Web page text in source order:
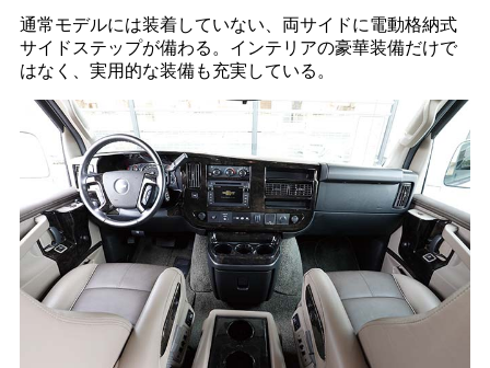
通常モデルには装着していない、両サイドに電動格納式
サイドステップが備わる。インテリアの豪華装備だけで
はなく、実用的な装備も充実している。